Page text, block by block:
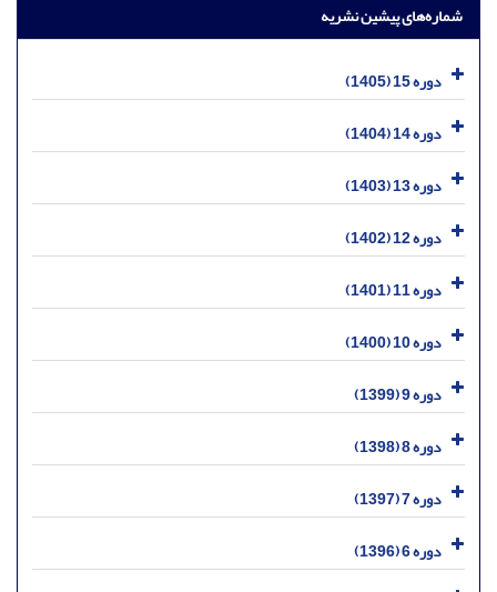
شماره‌های پیشین نشریه
دوره 15 (1405)
دوره 14 (1404)
دوره 13 (1403)
دوره 12 (1402)
دوره 11 (1401)
دوره 10 (1400)
دوره 9 (1399)
دوره 8 (1398)
دوره 7 (1397)
دوره 6 (1396)